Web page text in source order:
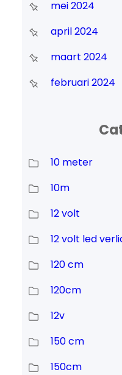
mei 2024
april 2024
maart 2024
februari 2024
10 meter
10m
12 volt
12 volt led
120 cm
120cm
12v
150 cm
150cm